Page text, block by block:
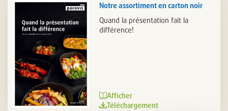
Notre assortiment en carton noir
Quand la présentation fait la
différence!
Afficher
Téléchargement